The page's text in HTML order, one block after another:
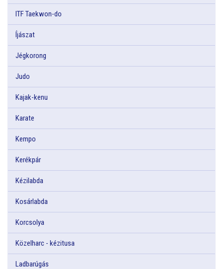
ITF Taekwon-do
Íjászat
Jégkorong
Judo
Kajak-kenu
Karate
Kempo
Kerékpár
Kézilabda
Kosárlabda
Korcsolya
Közelharc - kézitusa
Ladbarúgás